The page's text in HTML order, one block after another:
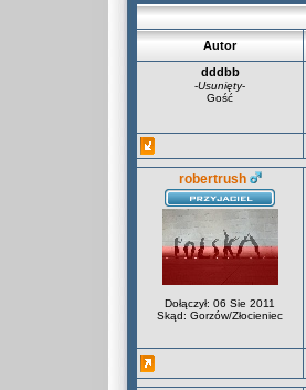
Autor
dddbb
-Usunięty-
Gość
robertrush
Dołączył: 06 Sie 2011
Skąd: Gorzów/Złocieniec